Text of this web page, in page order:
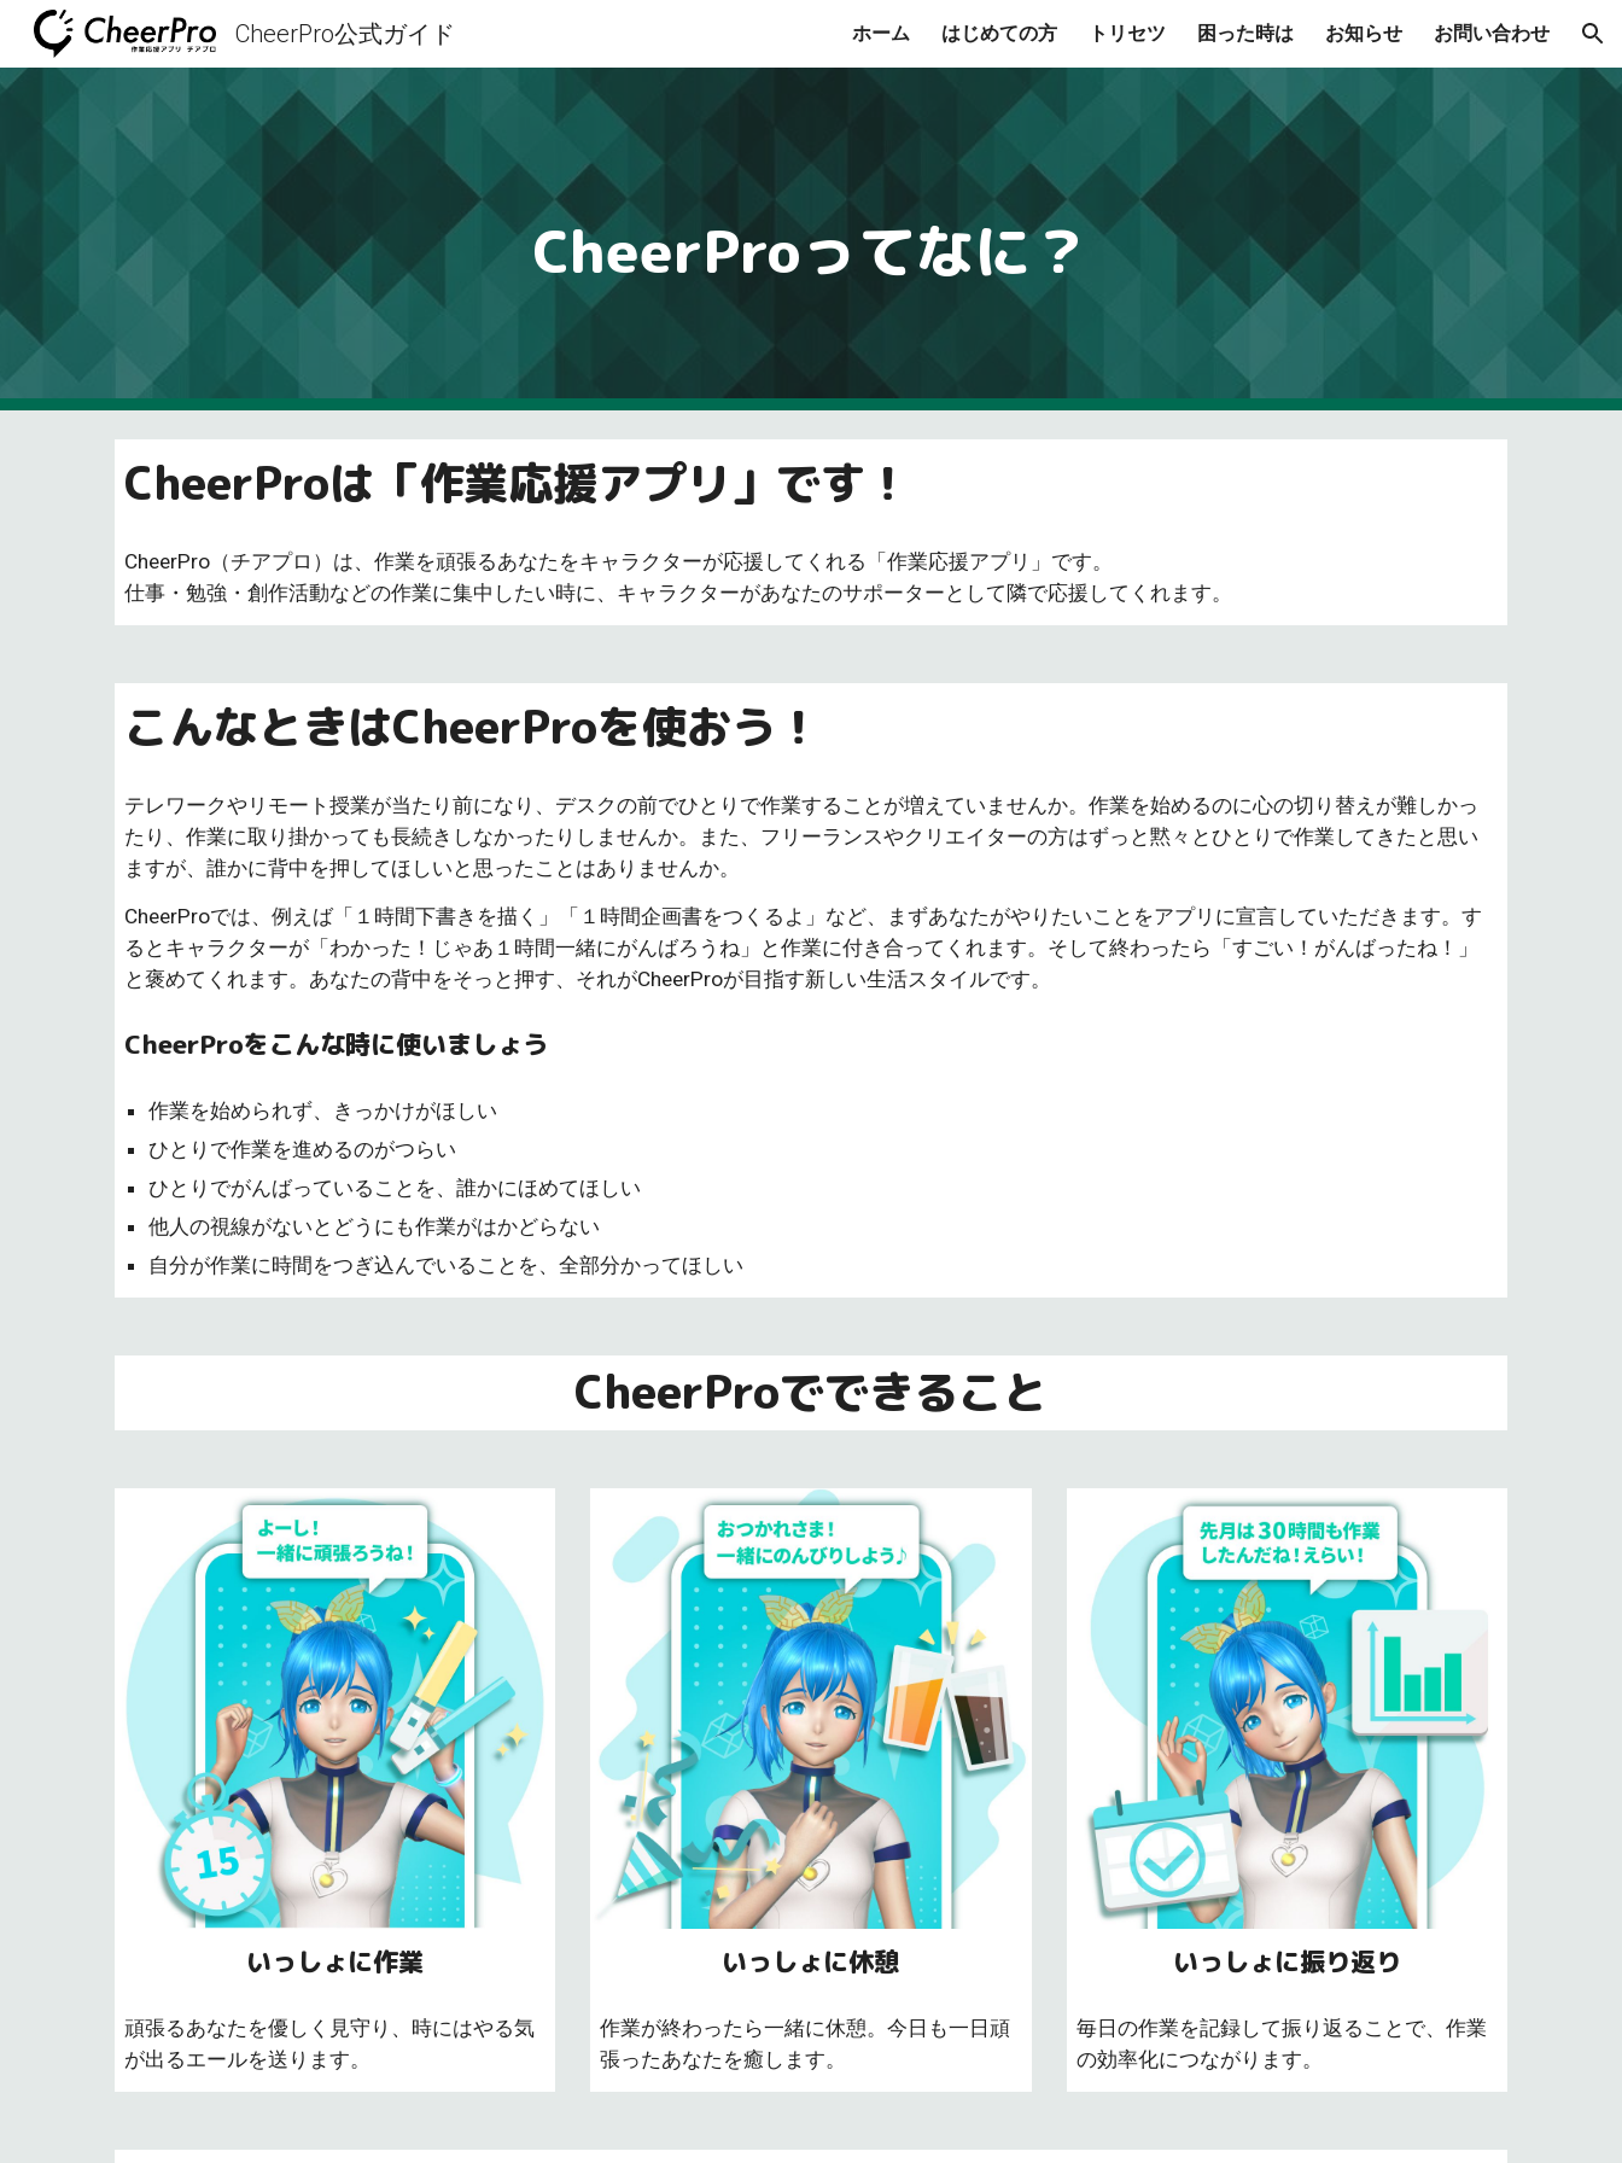
Skip to navigation
CheerPro公式ガイド ホーム はじめての方 トリセツ 困った時は お知らせ お問い合わせ
CheerProってなに？
CheerProは「作業応援アプリ」です！
CheerPro（チアプロ）は、作業を頑張るあなたをキャラクターが応援してくれる「作業応援アプリ」です。
仕事・勉強・創作活動などの作業に集中したい時に、キャラクターがあなたのサポーターとして隣で応援してくれます。
こんなときはCheerProを使おう！
テレワークやリモート授業が当たり前になり、デスクの前でひとりで作業することが増えていませんか。作業を始めるのに心の切り替えが難しかっ
たり、作業に取り掛かっても長続きしなかった りしませんか。また、フリーランスやクリエイターの方はずっと黙々とひとりで作業してきたと思い
ますが、誰かに背中を押してほしいと思ったことはありませんか。
CheerProでは、例えば「１時間下書きを描く」「１時間企画書をつくるよ」など、まずあなたがやりたいことをアプリに宣言していただきます。す
るとキャラクターが「わかった！じゃあ１時間一緒にがんばろうね」と作業に付き合ってくれます。そして終わったら「すごい！がんばったね！」
と褒めてくれます。あなたの背中をそっと押す、それがCheerProが目指す新しい生活スタイルです。
CheerProをこんな時に使いましょう
作業を始められず、きっかけがほしい
ひとりで作業を進めるのがつらい
ひとりでがんばっていることを、誰かにほめてほしい
他人の視線がないとどうにも作業がはかどらない
自分が作業に時間をつぎ込んでいることを、全部分かってほしい
CheerProでできること
いっしょに作業
頑張るあなたを優しく見守り、時にはやる気
が出るエールを送ります。
いっしょに休憩
作業が終わったら一緒に休憩。今日も一日頑
張ったあなたを癒します。
いっしょに振り返り
毎日の作業を記録して振り返ることで、作業
の効率化につながります。